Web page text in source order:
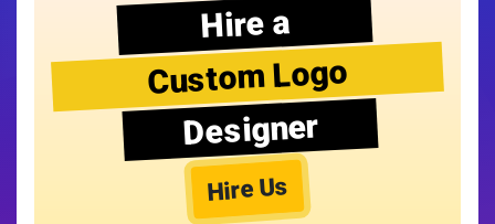
Hire a
Custom Logo
Designer
Hire Us